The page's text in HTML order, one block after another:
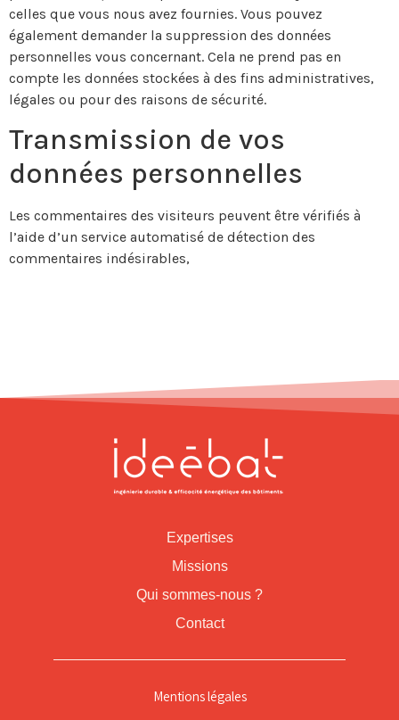
celles que vous nous avez fournies. Vous pouvez
également demander la suppression des données
personnelles vous concernant. Cela ne prend pas en
compte les données stockées à des fins administratives,
légales ou pour des raisons de sécurité.
Transmission de vos
données personnelles
Les commentaires des visiteurs peuvent être vérifiés à
l’aide d’un service automatisé de détection des
commentaires indésirables,
Expertises
Missions
Qui sommes-nous ?
Contact
Mentions légales